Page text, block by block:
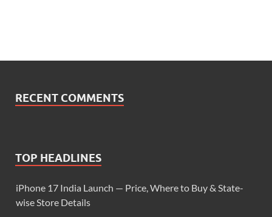
RECENT COMMENTS
TOP HEADLINES
iPhone 17 India Launch — Price, Where to Buy & State-
wise Store Details